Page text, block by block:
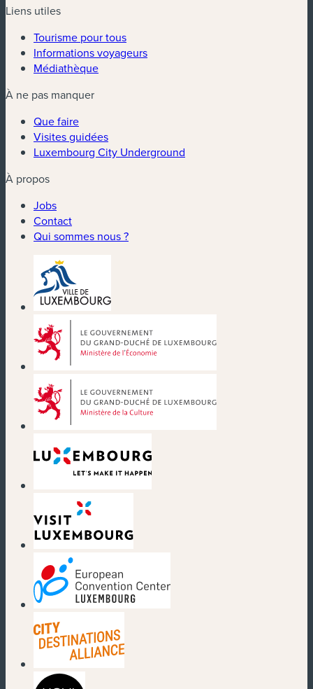
Liens utiles
Tourisme pour tous
Informations voyageurs
Médiathèque
À ne pas manquer
Que faire
Visites guidées
Luxembourg City Underground
À propos
Jobs
Contact
Qui sommes nous ?